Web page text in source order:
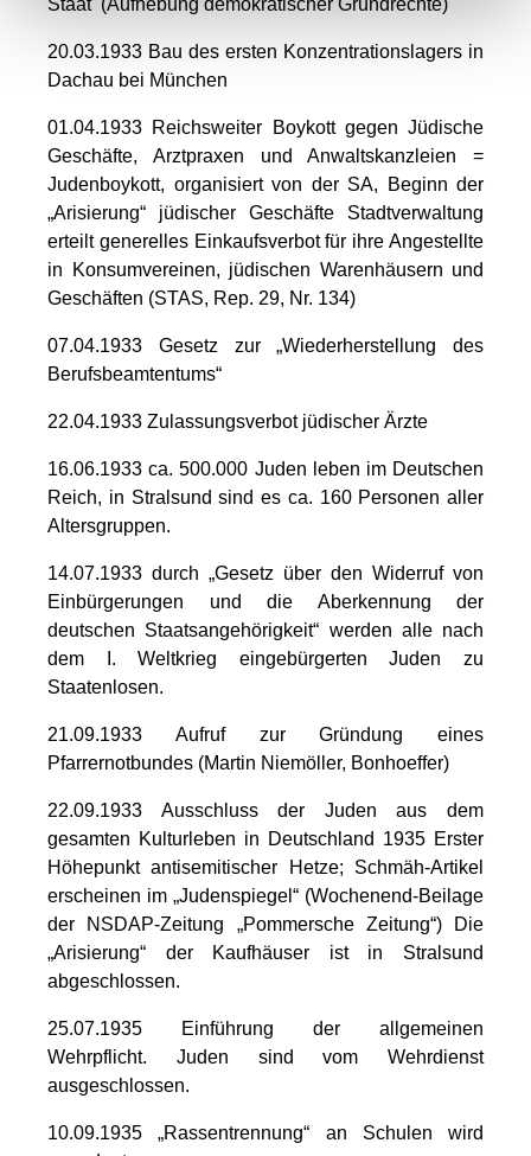
20.03.1933 Bau des ersten Konzentrationslagers in
Dachau bei München
01.04.1933 Reichsweiter Boykott gegen Jüdische
Geschäfte, Arztpraxen und Anwaltskanzleien =
Judenboykott, organisiert von der SA, Beginn der
„Arisierung“ jüdischer Geschäfte Stadtverwaltung
erteilt generelles Einkaufsverbot für ihre Angestellte
in Konsumvereinen, jüdischen Warenhäusern und
Geschäften (STAS, Rep. 29, Nr. 134)
07.04.1933 Gesetz zur „Wiederherstellung des
Berufsbeamtentums“
22.04.1933 Zulassungsverbot jüdischer Ärzte
16.06.1933 ca. 500.000 Juden leben im Deutschen
Reich, in Stralsund sind es ca. 160 Personen aller
Altersgruppen.
14.07.1933 durch „Gesetz über den Widerruf von
Einbürgerungen und die Aberkennung der
deutschen Staatsangehörigkeit“ werden alle nach
dem I. Weltkrieg eingebürgerten Juden zu
Staatenlosen.
21.09.1933 Aufruf zur Gründung eines
Pfarrernotbundes (Martin Niemöller, Bonhoeffer)
22.09.1933 Ausschluss der Juden aus dem
gesamten Kulturleben in Deutschland 1935 Erster
Höhepunkt antisemitischer Hetze; Schmäh-Artikel
erscheinen im „Judenspiegel“ (Wochenend-Beilage
der NSDAP-Zeitung „Pommersche Zeitung“) Die
„Arisierung“ der Kaufhäuser ist in Stralsund
abgeschlossen.
25.07.1935 Einführung der allgemeinen
Wehrpflicht. Juden sind vom Wehrdienst
ausgeschlossen.
10.09.1935 „Rassentrennung“ an Schulen wird